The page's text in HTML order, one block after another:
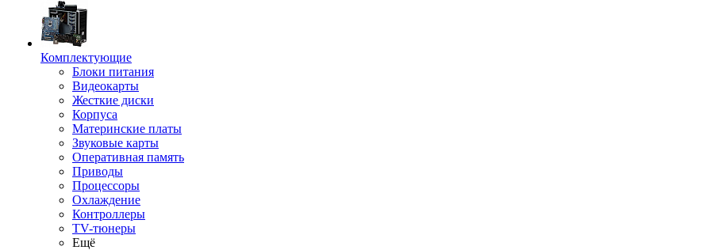
Комплектующие
Блоки питания
Видеокарты
Жесткие диски
Корпуса
Материнские платы
Звуковые карты
Оперативная память
Приводы
Процессоры
Охлаждение
Контроллеры
TV-тюнеры
Ещё